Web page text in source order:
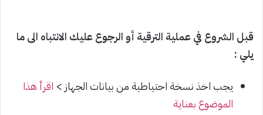
قبل الشروع في عملية الترقية أو الرجوع عليك الانتباه الى ما
يلي :
يجب اخذ نسخة احتياطية من بيانات الجهاز > اقرأ هذا
الموضوع بعناية